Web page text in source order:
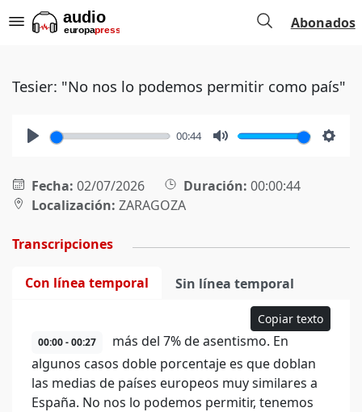
Abonados
Tesier: "No nos lo podemos permitir como país"
00:44
Fecha: 02/07/2026 Duración: 00:00:44
Localización: ZARAGOZA
Transcripciones
Con línea temporal Sin línea temporal
Copiar texto
00:00 - 00:27
más del 7% de asentismo. En
algunos casos doble porcentaje es que doblan
las medias de países europeos muy similares a
España. No nos lo podemos permitir, tenemos